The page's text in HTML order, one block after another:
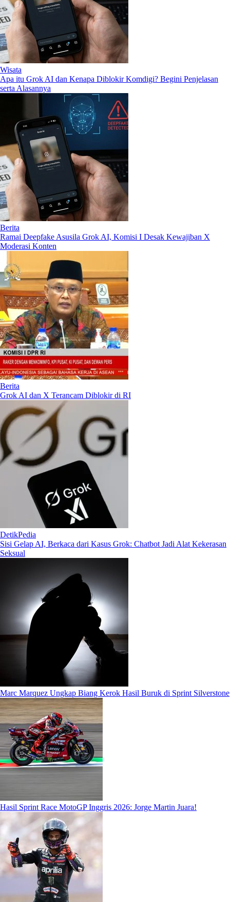
Wisata
Apa itu Grok AI dan Kenapa Diblokir Komdigi? Begini Penjelasan
serta Alasannya
Berita
Ramai Deepfake Asusila Grok AI, Komisi I Desak Kewajiban X
Moderasi Konten
Berita
Grok AI dan X Terancam Diblokir di RI
DetikPedia
Sisi Gelap AI, Berkaca dari Kasus Grok: Chatbot Jadi Alat Kekerasan
Seksual
Marc Marquez Ungkap Biang Kerok Hasil Buruk di Sprint Silverstone
Hasil Sprint Race MotoGP Inggris 2026: Jorge Martin Juara!